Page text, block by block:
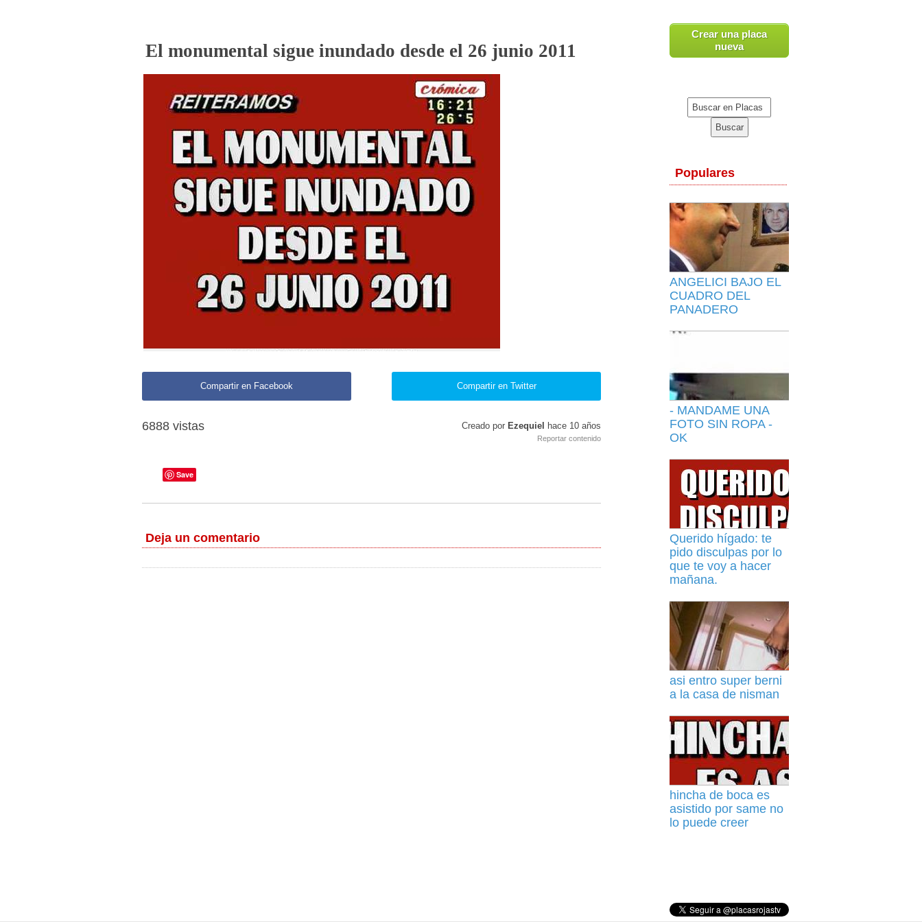
El monumental sigue inundado desde el 26 junio 2011
Compartir en Facebook Compartir en Twitter
6888 vistas Creado por Ezequiel hace 10 años
Reportar contenido
Save
Deja un comentario
Crear una placa
nueva
Populares
ANGELICI BAJO EL
CUADRO DEL
PANADERO
- MANDAME UNA
FOTO SIN ROPA -
OK
Querido hígado: te
pido disculpas por lo
que te voy a hacer
mañana.
asi entro super berni
a la casa de nisman
hincha de boca es
asistido por same no
lo puede creer